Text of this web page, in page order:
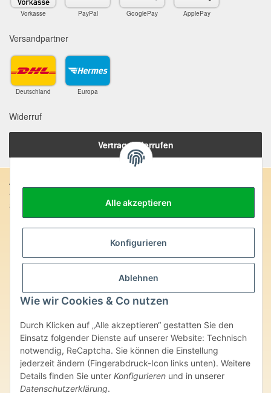
Alle akzeptieren
Konfigurieren
Ablehnen
Wie wir Cookies & Co nutzen
Durch Klicken auf „Alle akzeptieren“ gestatten Sie den
Einsatz folgender Dienste auf unserer Website: Technisch
notwendig, ReCaptcha. Sie können die Einstellung
jederzeit ändern (Fingerabdruck-Icon links unten). Weitere
Details finden Sie unter Konfigurieren und in unserer
Datenschutzerklärung.
Vorkasse PayPal GooglePay ApplePay
Versandpartner
Deutschland Europa
Widerruf
Vertrag widerrufen
Anschrift:
SteinZeitOase
Frau Karin Philippin
Uhlandstr. 7
Heilversprechen:
Edelsteine und Mineralien werden im esoterischen Bereich
besondere Kräfte und Eigenschaften zugeordnet. Wir weisen
ausdrücklich darauf hin, dass alle gemachten Aussagen bzgl.
Produkte im Internet, Prospekten oder dem Vertragspartner
überlassenen Unterlagen bisher weder medizinisch anerkannt oder
wissenschaftlich nachweisbar sind. Die gemachten Angaben
beruhen ausschließlich auf Überlieferungen und langjähriger
Erfahrung. Unsere Produkte ersetzen nie den Besuch beim Arzt
oder Heilpraktiker und sind auch kein Medikamentenersatz. Auch